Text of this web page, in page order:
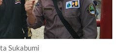
Sukabumi